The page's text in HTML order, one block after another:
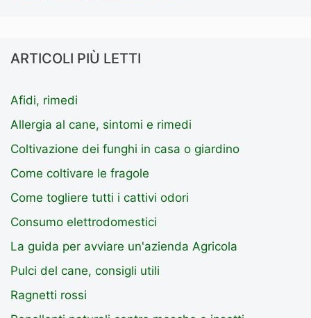
ARTICOLI PIÙ LETTI
Afidi, rimedi
Allergia al cane, sintomi e rimedi
Coltivazione dei funghi in casa o giardino
Come coltivare le fragole
Come togliere tutti i cattivi odori
Consumo elettrodomestici
La guida per avviare un'azienda Agricola
Pulci del cane, consigli utili
Ragnetti rossi